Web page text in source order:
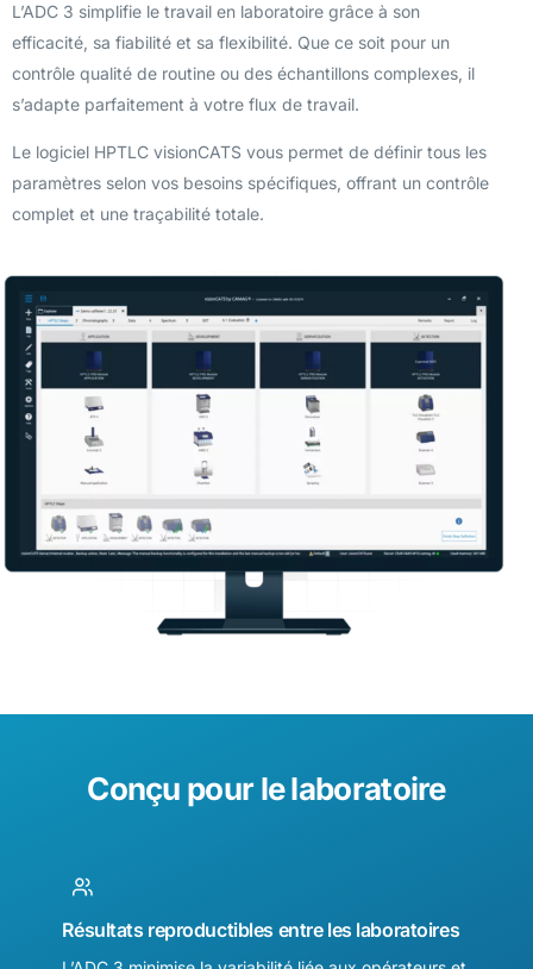
L’ADC 3 simplifie le travail en laboratoire grâce à son
efficacité, sa fiabilité et sa flexibilité. Que ce soit pour un
contrôle qualité de routine ou des échantillons complexes, il
s’adapte parfaitement à votre flux de travail.
Le logiciel HPTLC visionCATS vous permet de définir tous les
paramètres selon vos besoins spécifiques, offrant un contrôle
complet et une traçabilité totale.
Conçu pour le laboratoire
Résultats reproductibles entre les laboratoires